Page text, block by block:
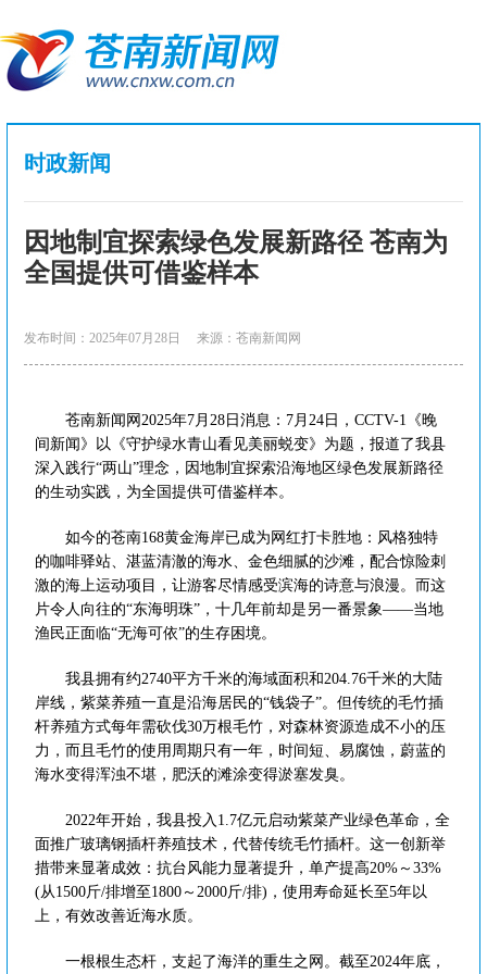
时政新闻
因地制宜探索绿色发展新路径 苍南为
全国提供可借鉴样本
发布时间：2025年07月28日 来源：苍南新闻网
苍南新闻网2025年7月28日消息：7月24日，CCTV-1《晚
间新闻》以《守护绿水青山看见美丽蜕变》为题，报道了我县
深入践行“两山”理念，因地制宜探索沿海地区绿色发展新路径
的生动实践，为全国提供可借鉴样本。
如今的苍南168黄金海岸已成为网红打卡胜地：风格独特
的咖啡驿站、湛蓝清澈的海水、金色细腻的沙滩，配合惊险刺
激的海上运动项目，让游客尽情感受滨海的诗意与浪漫。而这
片令人向往的“东海明珠”，十几年前却是另一番景象——当地
渔民正面临“无海可依”的生存困境。
我县拥有约2740平方千米的海域面积和204.76千米的大陆
岸线，紫菜养殖一直是沿海居民的“钱袋子”。但传统的毛竹插
杆养殖方式每年需砍伐30万根毛竹，对森林资源造成不小的压
力，而且毛竹的使用周期只有一年，时间短、易腐蚀，蔚蓝的
海水变得浑浊不堪，肥沃的滩涂变得淤塞发臭。
2022年开始，我县投入1.7亿元启动紫菜产业绿色革命，全
面推广玻璃钢插杆养殖技术，代替传统毛竹插杆。这一创新举
措带来显著成效：抗台风能力显著提升，单产提高20%～33%
(从1500斤/排增至1800～2000斤/排)，使用寿命延长至5年以
上，有效改善近海水质。
一根根生态杆，支起了海洋的重生之网。截至2024年底，